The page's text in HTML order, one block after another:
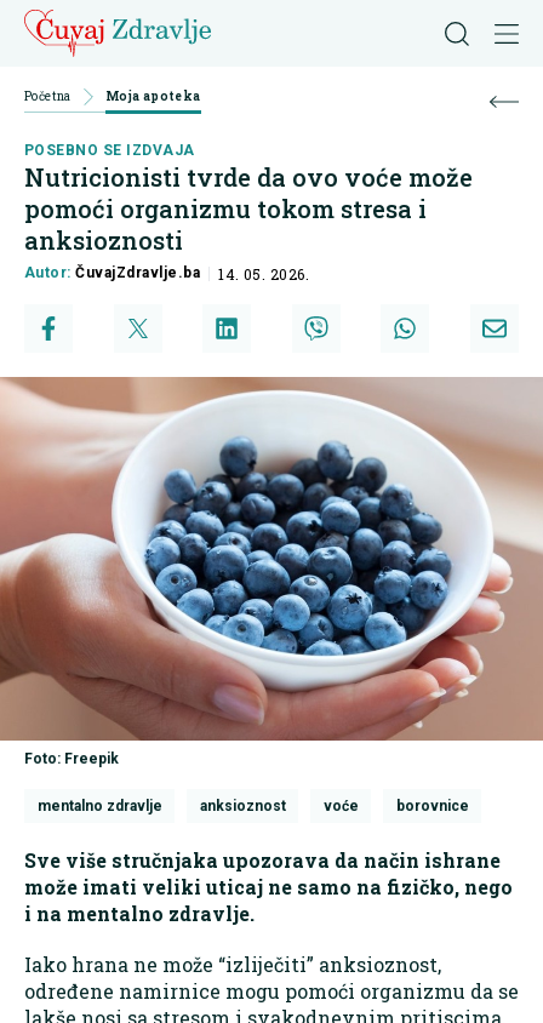
Početna Moja apoteka
POSEBNO SE IZDVAJA
Nutricionisti tvrde da ovo voće može
pomoći organizmu tokom stresa i
anksioznosti
Autor:ČuvajZdravlje.ba 14. 05. 2026.
Foto: Freepik
mentalno zdravlje anksioznost voće borovnice
Sve više stručnjaka upozorava da način ishrane
može imati veliki uticaj ne samo na fizičko, nego
i na mentalno zdravlje.
Iako hrana ne može “izliječiti” anksioznost,
određene namirnice mogu pomoći organizmu da se